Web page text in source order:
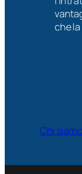
che
Chi siamo